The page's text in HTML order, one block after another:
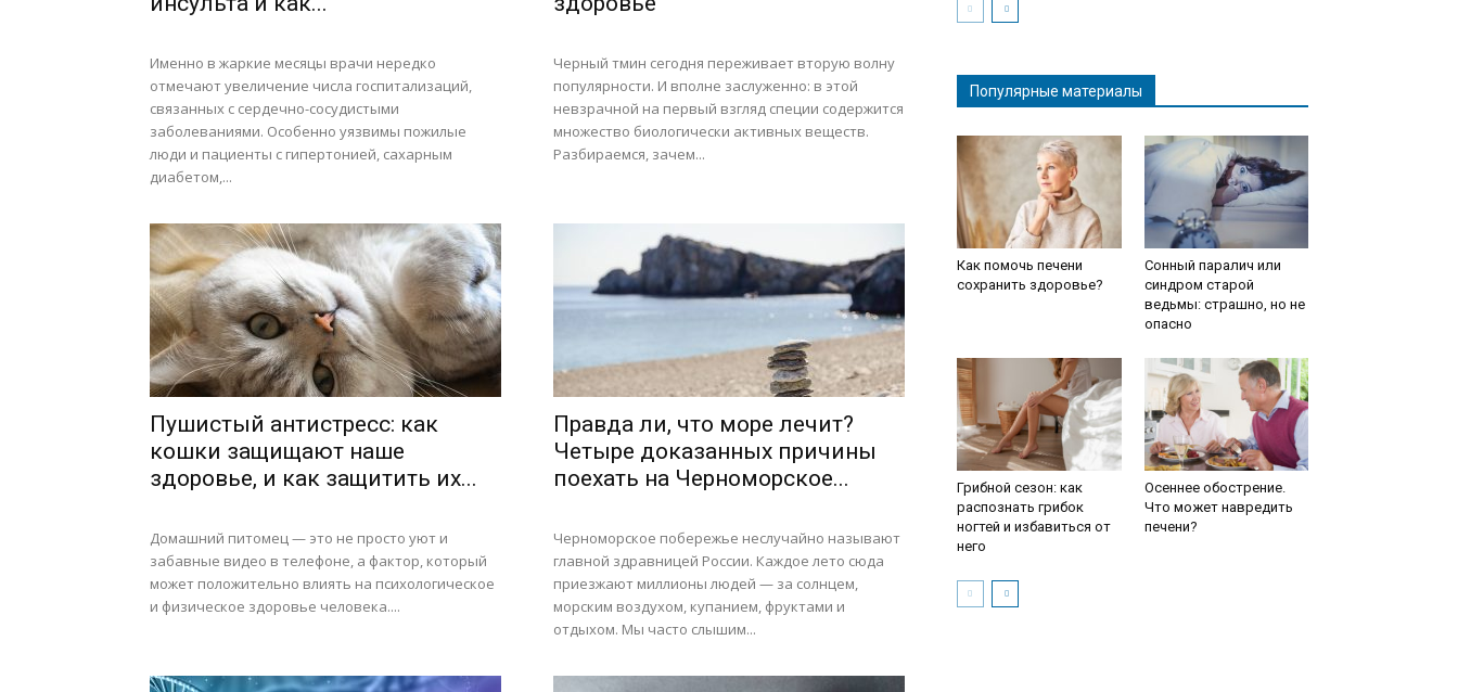
Именно в жаркие месяцы врачи нередко
отмечают увеличение числа госпитализаций,
связанных с сердечно-сосудистыми
заболеваниями. Особенно уязвимы пожилые
люди и пациенты с гипертонией, сахарным
диабетом,...
Черный тмин сегодня переживает вторую волну
популярности. И вполне заслуженно: в этой
невзрачной на первый взгляд специи содержится
множество биологически активных веществ.
Разбираемся, зачем...
Пушистый антистресс: как
кошки защищают наше
здоровье, и как защитить их...
Домашний питомец — это не просто уют и
забавные видео в телефоне, а фактор, который
может положительно влиять на психологическое
и физическое здоровье человека....
Правда ли, что море лечит?
Четыре доказанных причины
поехать на Черноморское...
Черноморское побережье неслучайно называют
главной здравницей России. Каждое лето сюда
приезжают миллионы людей — за солнцем,
морским воздухом, купанием, фруктами и
отдыхом. Мы часто слышим...
Популярные материалы
Как помочь печени
сохранить здоровье?
Сонный паралич или
синдром старой
ведьмы: страшно, но не
опасно
Грибной сезон: как
распознать грибок
ногтей и избавиться от
него
Осеннее обострение.
Что может навредить
печени?